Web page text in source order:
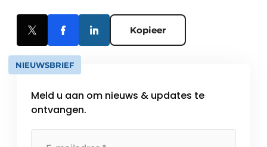
Kopieer
NIEUWSBRIEF
Meld u aan om nieuws & updates te
ontvangen.